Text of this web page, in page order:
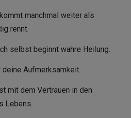
manchmal weiter als
rennt.
selbst beginnt wahre Heilung.
Aufmerksamkeit.
mit dem Vertrauen in den
Lebens.